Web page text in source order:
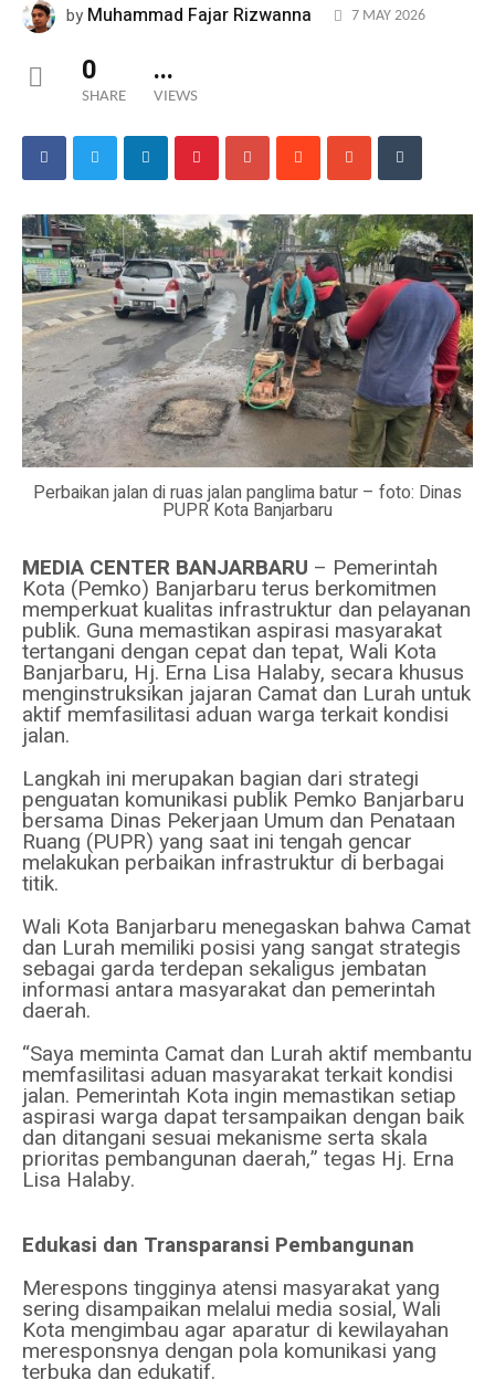
by Muhammad Fajar Rizwanna 7 MAY 2026
0
SHARE
...
VIEWS
Perbaikan jalan di ruas jalan panglima batur – foto: Dinas
PUPR Kota Banjarbaru
MEDIA CENTER BANJARBARU – Pemerintah
Kota (Pemko) Banjarbaru terus berkomitmen
memperkuat kualitas infrastruktur dan pelayanan
publik. Guna memastikan aspirasi masyarakat
tertangani dengan cepat dan tepat, Wali Kota
Banjarbaru, Hj. Erna Lisa Halaby, secara khusus
menginstruksikan jajaran Camat dan Lurah untuk
aktif memfasilitasi aduan warga terkait kondisi
jalan.
Langkah ini merupakan bagian dari strategi
penguatan komunikasi publik Pemko Banjarbaru
bersama Dinas Pekerjaan Umum dan Penataan
Ruang (PUPR) yang saat ini tengah gencar
melakukan perbaikan infrastruktur di berbagai
titik.
Wali Kota Banjarbaru menegaskan bahwa Camat
dan Lurah memiliki posisi yang sangat strategis
sebagai garda terdepan sekaligus jembatan
informasi antara masyarakat dan pemerintah
daerah.
“Saya meminta Camat dan Lurah aktif membantu
memfasilitasi aduan masyarakat terkait kondisi
jalan. Pemerintah Kota ingin memastikan setiap
aspirasi warga dapat tersampaikan dengan baik
dan ditangani sesuai mekanisme serta skala
prioritas pembangunan daerah,” tegas Hj. Erna
Lisa Halaby.
Edukasi dan Transparansi Pembangunan
Merespons tingginya atensi masyarakat yang
sering disampaikan melalui media sosial, Wali
Kota mengimbau agar aparatur di kewilayahan
meresponsnya dengan pola komunikasi yang
terbuka dan edukatif.